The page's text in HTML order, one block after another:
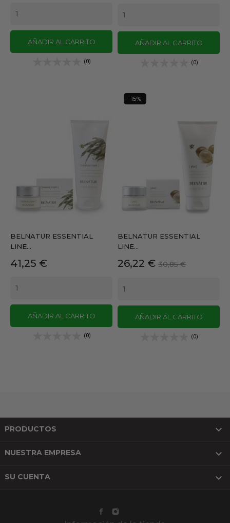
AÑADIR AL CARRITO
(0)
AÑADIR AL CARRITO
(0)
BELNATUR ESSENTIAL
LINE...
Precio
41,25 €
AÑADIR AL CARRITO
(0)
BELNATUR ESSENTIAL
LINE...
Precio
26,22 € Precio
30,85 €
AÑADIR AL CARRITO
(0)
-15%
PRODUCTOS 
NUESTRA EMPRESA 
SU CUENTA 